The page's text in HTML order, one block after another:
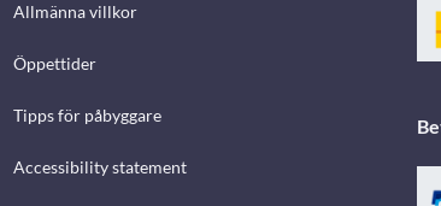
Allmänna villkor
Öppettider
Tipps för påbyggare
Accessibility statement